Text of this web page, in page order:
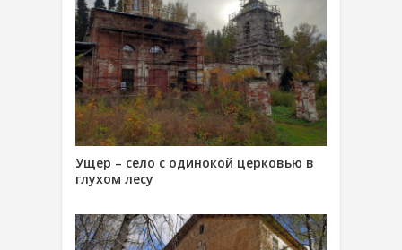
Ущер – село с одинокой церковью в
глухом лесу